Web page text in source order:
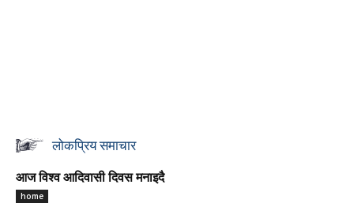
लोकप्रिय समाचार
आज विश्व आदिवासी दिवस मनाइदै
home